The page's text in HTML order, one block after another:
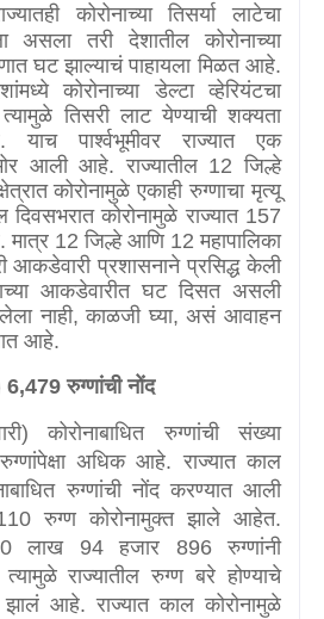
कोरोनाच्या तिसर्या लाटेचा
असला तरी देशातील कोरोनाच्या
घट झाल्याचं पाहायला मिळत आहे.
कोरोनाच्या डेल्टा व्हेरियंटचा
तिसरी लाट येण्याची शक्यता
पार्श्वभूमीवर राज्यात एक
आली आहे. राज्यातील 12जिल्हे
कोरोनामुळे एकाही रुग्णाचा मृत्यू
दिवसभरात कोरोनामुळे राज्यात 157
मात्र 12जिल्हे आणि 12महापालिका
आकडेवारी प्रशासनाने प्रसिद्ध केली
आकडेवारीत घट दिसत असली
नाही,काळजी घ्या,असं आवाहन
आहे.
6,479रुग्णांची नोंद
कोरोनाबाधित रुग्णांची संख्या
अधिक आहे. राज्यात काल
रुग्णांची नोंद करण्यात आली
रुग्ण कोरोनामुक्त झाले आहेत.
लाख 94हजार 896रुग्णांनी
राज्यातील रुग्ण बरे होण्याचे
आहे. राज्यात काल कोरोनामुळे